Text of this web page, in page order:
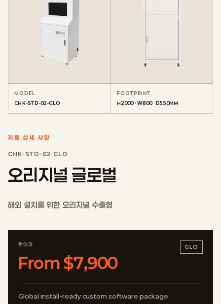
MODEL
CHK-STD-02-GLO
FOOTPRINT
H2000 · W800 · D550MM
제품 상세 사양
CHK-STD-02-GLO
오리지널 글로벌
해외 설치를 위한 오리지널 수출형
판매가
From $7,900
GLO
Global install-ready custom software package